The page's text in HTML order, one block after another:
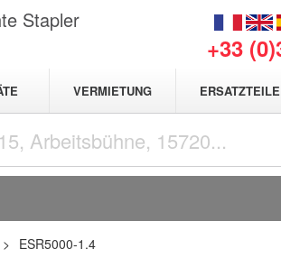
Stapler
+33
VERMIETUNG ERSATZTEILE
ESR5000-1.4